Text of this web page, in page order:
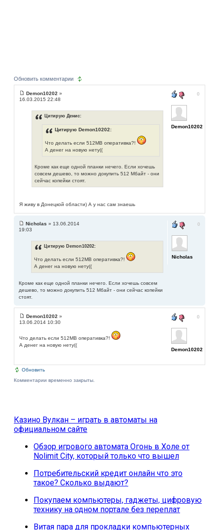
Обновить комментарии
Demon10202 »
16.03.2015 22:48
Цитирую Денис:
Цитирую Demon10202:
Что делать если 512MB оперативка?!
А денег на новую нету((
Кроме как еще одной планки нечего. Если хочешь
совсем дешево, то можно докупить 512 Мбайт - они
сейчас копейки стоят.
Я живу в Донецкой области) А у нас сам знаешь
0
Demon10202
Nicholas » 13.06.2014
19:03
Цитирую Demon10202:
Что делать если 512MB оперативка?!
А денег на новую нету((
Кроме как еще одной планки нечего. Если хочешь совсем
дешево, то можно докупить 512 Мбайт - они сейчас копейки
стоят.
0
Nicholas
Demon10202 »
13.06.2014 10:30
Что делать если 512MB оперативка?!
А денег на новую нету((
0
Demon10202
Обновить
Комментарии временно закрыты.
Казино Вулкан – играть в автоматы на
официальном сайте
Обзор игрового автомата Огонь в Холе от
Nolimit City, который только что вышел
Потребительский кредит онлайн что это
такое? Сколько выдают?
Покупаем компьютеры, гаджеты, цифровую
технику на одном портале без переплат
Витая пара для прокладки компьютерных